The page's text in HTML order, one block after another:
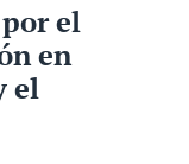
el
en
el